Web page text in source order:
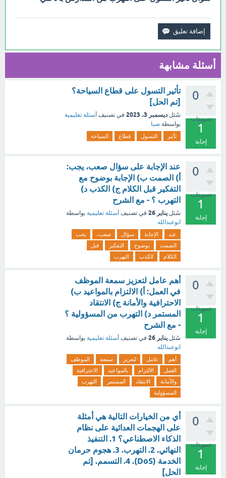
أسئلة مشابهة
0
تصويتات
1
إجابة
تأثير التسول على قطاع السياحة؟
[تم الحل]
سُئل ديسمبر 3، 2023 في تصنيف أسئلة تعليمية
بواسطة صبا
تأثير التسول قطاع السياحة
0
تصويتات
1
إجابة
عند الإجابة على سؤال صعب، يجب:
أ) الصمت ب) الإجابة بوضوح مع
التفكير قبل الكلام ج) الكذب د)
التهرب ؟ - مع الشرح
سُئل يناير 26 في تصنيف أسئلة تعليمية بواسطة
ابوعبدالله
عند الإجابة سؤال صعب،
يجب
الصمت
بوضوح التفكير
قبل
الكلام
الكذب التهرب
0
تصويتات
1
إجابة
أهم عامل لتعزيز سمعة الموظف
في العمل: أ) الالتزام بالمواعيد ب)
الاحترافية والأمانة ج) الانتقاد
المستمر د) التهرب من المسؤولية ؟
- مع الشرح
سُئل يناير 26 في تصنيف أسئلة تعليمية بواسطة
ابوعبدالله
أهم عامل لتعزيز سمعة
الموظف
العمل
الالتزام بالمواعيد
الاحترافية
والأمانة
الانتقاد المستمر
التهرب
المسؤولية
0
تصويتات
1
إجابة
أي من الخيارات التالية هي أمثلة
على الهجمات العدائية على نظام
الذكاء الاصطناعي؟ 1. التنفيذ
النهائي. 2. التهرب. 3. هجوم حرمان
الخدمة (DoS). 4. التسمم. [تم
الحل]